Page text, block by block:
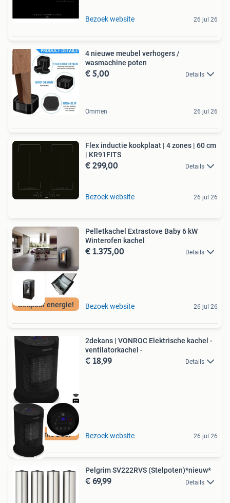
Bezoek website 26 jul 26
4 nieuwe meubel verhogers /
wasmachine poten
€ 5,00 Details
Ommen 26 jul 26
Flex inductie kookplaat | 4 zones | 60 cm
| KR91FITS
€ 299,00 Details
Bezoek website 26 jul 26
Bespaar energie!
Pelletkachel Extrastove Baby 6 kW
Winterofen kachel
€ 1.375,00 Details
Bezoek website 26 jul 26
Duurzame Deal
2dekans | VONROC Elektrische kachel -
ventilatorkachel -
€ 18,99 Details
Bezoek website 26 jul 26
Pelgrim SV222RVS (Stelpoten)*nieuw*
€ 69,99 Details